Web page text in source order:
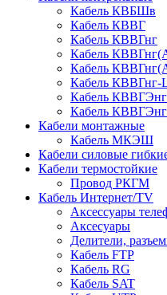
Кабель КВБШв
Кабель КВВГ
Кабель КВВГнг
Кабель
Кабель
Кабель КВВГнг-
Кабель
Кабель
Кабели монтажные
Кабель МКЭШ
Кабели силовые
Кабели термостойкие
Провод РКГМ
Кабель Интернет/TV
Аксессуары
Аксесуары
Делители,
Кабель FTP
Кабель RG
Кабель SAT